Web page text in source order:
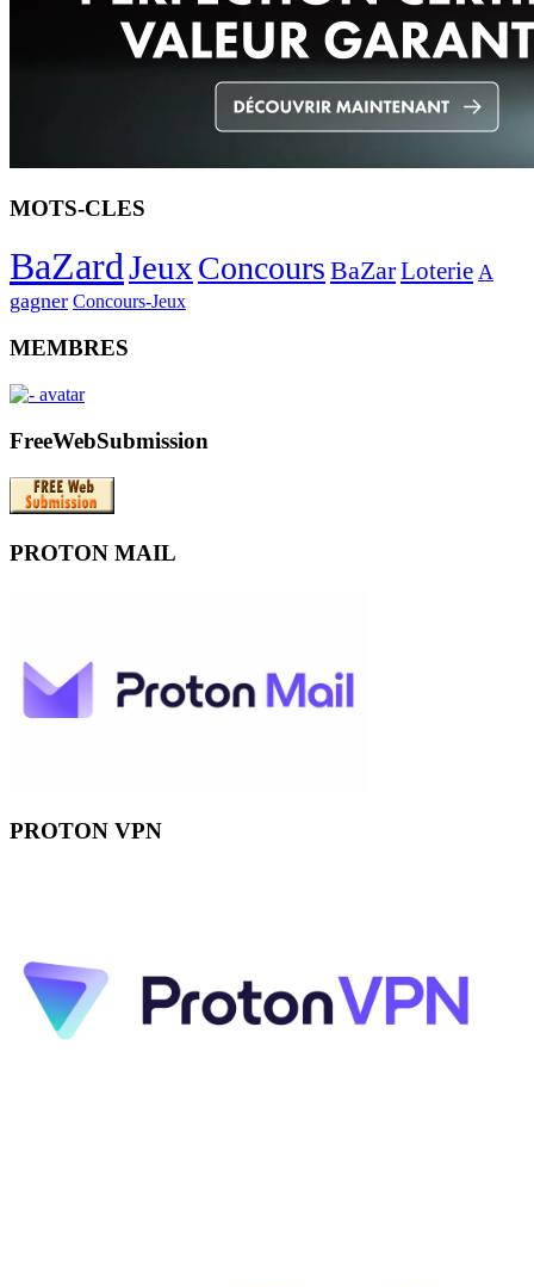
MOTS-CLES
BaZardJeuxConcours BaZarLoterie A
gagner Concours-Jeux
MEMBRES
FreeWebSubmission
PROTON MAIL
PROTON VPN